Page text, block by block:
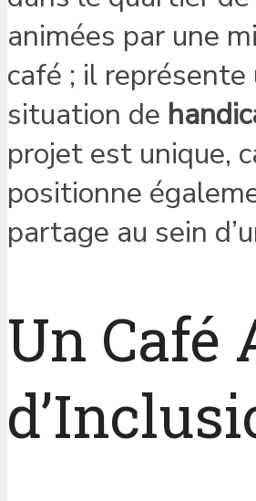
animées par une
café ; il
situation de
projet est unique,
positionne
partage au sein
Un Café